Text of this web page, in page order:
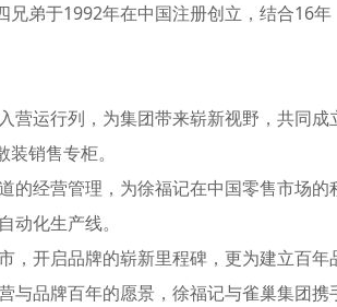
兄弟于1992年在中国注册创立，结合16
营运行列，为集团带来崭新视野，共同
销售专柜。
的经营管理，为徐福记在中国零售市场的
动化生产线。
，开启品牌的崭新里程碑，更为建立百年
与品牌百年的愿景，徐福记与雀巢集团携